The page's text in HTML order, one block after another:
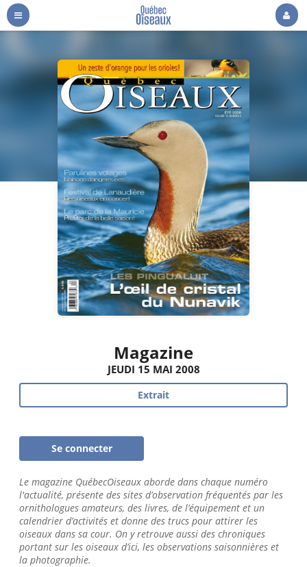
Magazine
JEUDI 15 MAI 2008
Extrait
Se connecter
Le magazine QuébecOiseaux aborde dans chaque numéro
l'actualité, présente des sites d’observation fréquentés par les
ornithologues amateurs, des livres, de l’équipement et un
calendrier d’activités et donne des trucs pour attirer les
oiseaux dans sa cour. On y retrouve aussi des chroniques
portant sur les oiseaux d’ici, les observations saisonnières et
la photographie.